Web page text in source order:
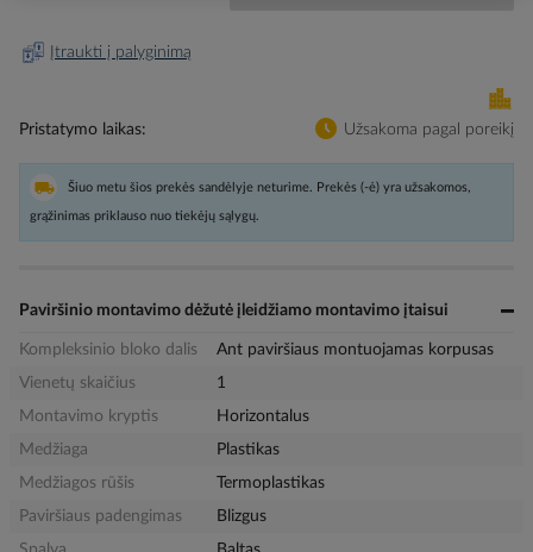
Įtraukti į palyginimą
Pristatymo laikas Užsakoma pagal poreikį
Šiuo metu šios prekės sandėlyje neturime. Prekės (-ė) yra užsakomos,
grąžinimas priklauso nuo tiekėjų sąlygų.
Paviršinio montavimo dėžutė įleidžiamo montavimo įtaisui
Kompleksinio bloko dalis
Ant paviršiaus montuojamas korpusas
Vienetų skaičius
1
Montavimo kryptis
Horizontalus
Medžiaga
Plastikas
Medžiagos rūšis
Termoplastikas
Paviršiaus padengimas
Blizgus